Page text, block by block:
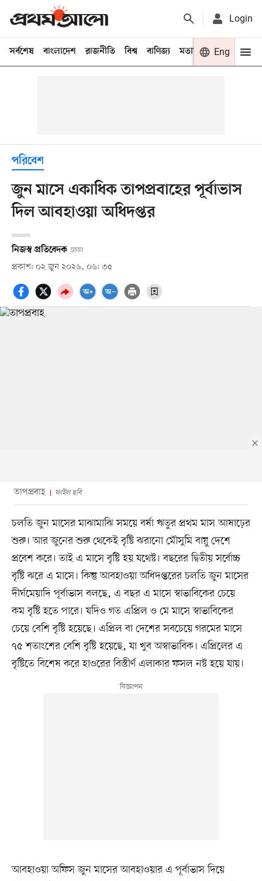
Login
সর্বশেষ বাংলাদেশ রাজনীতি বিশ্ব বাণিজ্য মতামত খেলা
Eng
পরিবেশ
জুন মাসে একাধিক তাপপ্রবাহের পূর্বাভাস
দিল আবহাওয়া অধিদপ্তর
নিজস্ব প্রতিবেদক ঢাকা
প্রকাশ: ০২ জুন ২০২৬, ০৬: ৩৫
তাপপ্রবাহ ফাইল ছবি
চলতি জুন মাসের মাঝামাঝি সময়ে বর্ষা ঋতুর প্রথম মাস আষাঢ়ের
শুরু। আর জুনের শুরু থেকেই বৃষ্টি ঝরানো মৌসুমি বায়ু দেশে
প্রবেশ করে। তাই এ মাসে বৃষ্টি হয় যথেষ্ট। বছরের দ্বিতীয় সর্বোচ্চ
বৃষ্টি ঝরে এ মাসে। কিন্তু আবহাওয়া অধিদপ্তরের চলতি জুন মাসের
দীর্ঘমেয়াদি পূর্বাভাস বলছে, এ বছর এ মাসে স্বাভাবিকের চেয়ে
কম বৃষ্টি হতে পারে। যদিও গত এপ্রিল ও মে মাসে স্বাভাবিকের
চেয়ে বেশি বৃষ্টি হয়েছে। এপ্রিল বা দেশের সবচেয়ে গরমের মাসে
৭৫ শতাংশের বেশি বৃষ্টি হয়েছে, যা খুব অস্বাভাবিক। এপ্রিলের এ
বৃষ্টিতে বিশেষ করে হাওরের বিস্তীর্ণ এলাকার ফসল নষ্ট হয়ে যায়।
আবহাওয়া অফিস জুন মাসের আবহাওয়ার এ পূর্বাভাস দিয়ে